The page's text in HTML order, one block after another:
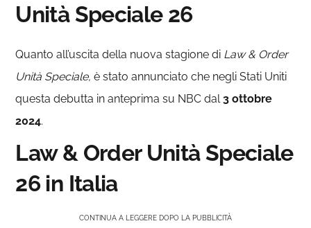
Unità Speciale 26
Quanto all’uscita della nuova stagione di Law & Order
Unità Speciale,è stato annunciato che negli Stati Uniti
questa debutta in anteprima su NBC dal3 ottobre
2024.
Law & Order Unità Speciale
26 in Italia
CONTINUA A LEGGERE DOPO LA PUBBLICITÀ